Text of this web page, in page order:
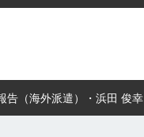
告（海外派遣）・浜田 俊幸